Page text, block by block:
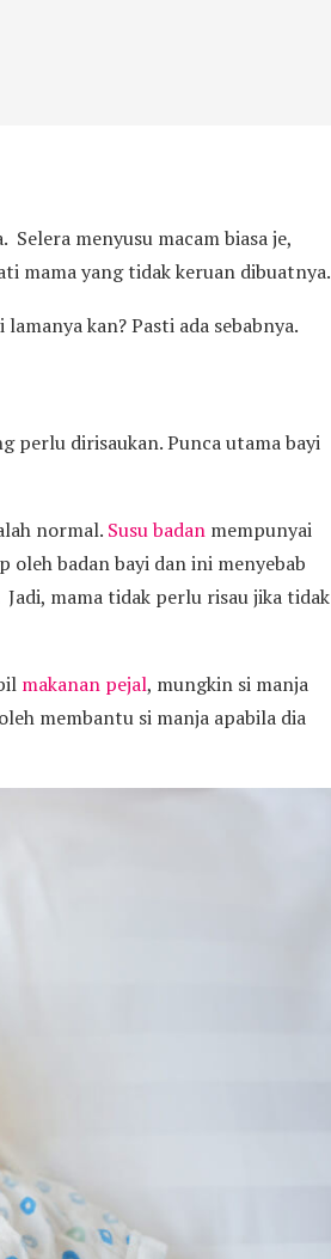
menyusu macam biasa je,
mama yang tidak keruan dibuatnya.
kan? Pasti ada sebabnya.
perlu dirisaukan. Punca utama bayi
normal. Susu badan mempunyai
badan bayi dan ini menyebab
mama tidak perlu risau jika tidak
makanan pejal, mungkin si manja
membantu si manja apabila dia